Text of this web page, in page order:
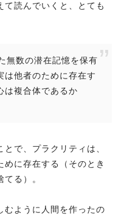
て読んでいくと、とても
無数の潜在記憶を保有
は他者のために存在す
は複合体であるか
とで、プラクリティは、
に存在する（そのとき
る）。
むように人間を作ったの